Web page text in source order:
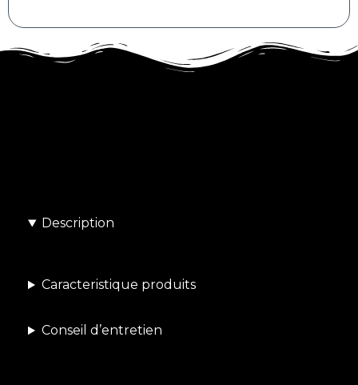
Description
Caracteristique produits
Conseil d’entretien